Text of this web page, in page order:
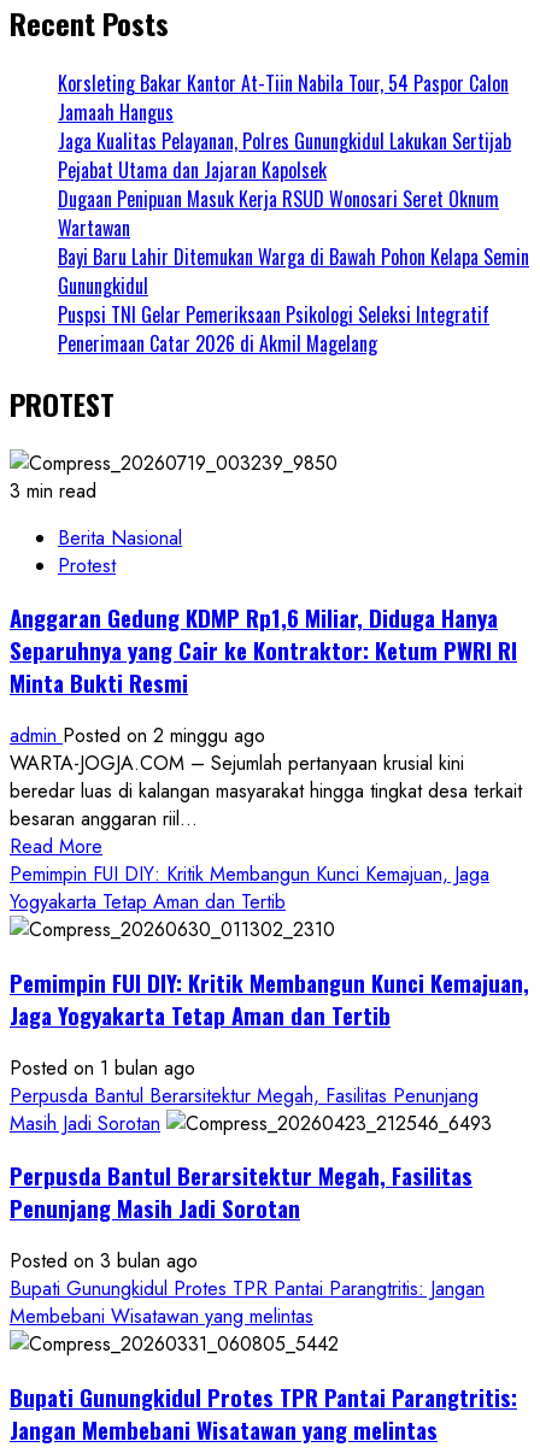
Recent Posts
Korsleting Bakar Kantor At-Tiin Nabila Tour, 54 Paspor Calon
Jamaah Hangus
Jaga Kualitas Pelayanan, Polres Gunungkidul Lakukan Sertijab
Pejabat Utama dan Jajaran Kapolsek
Dugaan Penipuan Masuk Kerja RSUD Wonosari Seret Oknum
Wartawan
Bayi Baru Lahir Ditemukan Warga di Bawah Pohon Kelapa Semin
Gunungkidul
Puspsi TNI Gelar Pemeriksaan Psikologi Seleksi Integratif
Penerimaan Catar 2026 di Akmil Magelang
PROTEST
3 min read
Berita Nasional
Protest
Anggaran Gedung KDMP Rp1,6 Miliar, Diduga Hanya
Separuhnya yang Cair ke Kontraktor: Ketum PWRI RI
Minta Bukti Resmi
admin Posted on 2 minggu ago
WARTA-JOGJA.COM – Sejumlah pertanyaan krusial kini
beredar luas di kalangan masyarakat hingga tingkat desa terkait
besaran anggaran riil...
Read More
more
about
Anggaran
KDMP
Rp1,6
Diduga
Hanya
Separuhnya
Cair
ke
Ketum
PWRI
RI
Minta
Resmi
Pemimpin FUI DIY: Kritik Membangun Kunci Kemajuan, Jaga
Yogyakarta Tetap Aman dan Tertib
Pemimpin FUI DIY: Kritik Membangun Kunci Kemajuan,
Jaga Yogyakarta Tetap Aman dan Tertib
Posted on 1 bulan ago
Perpusda Bantul Berarsitektur Megah, Fasilitas Penunjang
Masih Jadi Sorotan
Perpusda Bantul Berarsitektur Megah, Fasilitas
Penunjang Masih Jadi Sorotan
Posted on 3 bulan ago
Bupati Gunungkidul Protes TPR Pantai Parangtritis: Jangan
Membebani Wisatawan yang melintas
Bupati Gunungkidul Protes TPR Pantai Parangtritis:
Jangan Membebani Wisatawan yang melintas